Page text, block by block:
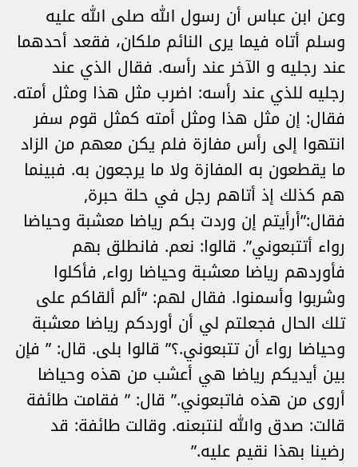
وعن ابن عباس أن رسول الله صلى الله عليه
وسلم أتاه فيما يرى النائم ملكان، فقعد أحدهما
عند رجليه و الآخر عند رأسه. فقال الذي عند
رجليه للذي عند رأسه: اضرب مثل هذا ومثل أمته.
فقال: إن مثل هذا ومثل أمته كمثل قوم سفر
انتهوا إلى رأس مفازة فلم يكن معهم من الزاد
ما يقطعون به المفازة ولا ما يرجعون به. فبينما
هم كذلك إذ أتاهم رجل في حلة حبرة,
فقال:”أرأيتم إن وردت بكم رياضا معشبة وحياضا
رواء أتتبعوني”. قالوا: نعم. فانطلق بهم
فأوردهم رياضا معشبة وحياضا رواء, فأكلوا
وشربوا وأسمنوا. فقال لهم: “ألم ألقاكم على
تلك الحال فجعلتم لي أن أوردكم رياضا معشبة
وحياضا رواء أن تتبعوني.؟” قالوا بلى. قال: ” فإن
بين أيديكم رياضا هي أعشب من هذه وحياضا
أروى من هذه فاتبعوني.” قال: ” فقامت طائفة
قالت: صدق والله لنتبعنه. وقالت طائفة: قد
رضينا بهذا نقيم عليه.”